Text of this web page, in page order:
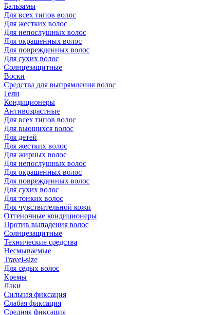
Бальзамы
Для всех типов волос
Для жестких волос
Для непослушных волос
Для окрашенных волос
Для поврежденных волос
Для сухих волос
Солнцезащитные
Воски
Средства для выпрямления волос
Гели
Кондиционеры
Антивозрастные
Для всех типов волос
Для вьющихся волос
Для детей
Для жестких волос
Для жирных волос
Для непослушных волос
Для окрашенных волос
Для поврежденных волос
Для сухих волос
Для тонких волос
Для чувствительной кожи
Оттеночные кондиционеры
Против выпадения волос
Солнцезащитные
Технические средства
Несмываемые
Travel-size
Для седых волос
Кремы
Лаки
Сильная фиксация
Слабая фиксация
Средняя фиксация